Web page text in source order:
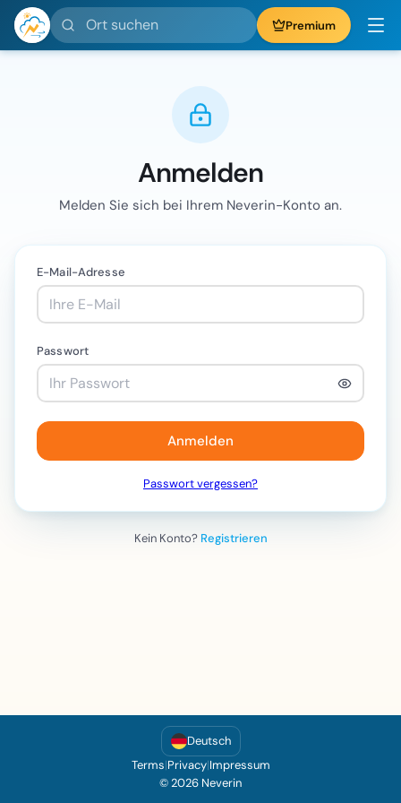
Ort suchen Premium
Anmelden
Melden Sie sich bei Ihrem Neverin-Konto an.
E-Mail-Adresse
Passwort
Anmelden
Passwort vergessen?
Kein Konto? Registrieren
Deutsch
Terms|Privacy|Impressum
© 2026 Neverin